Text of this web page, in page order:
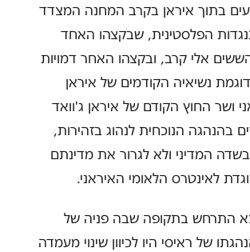
בתוך איראן בקרב המחנה המצדד
הפלסטינית, שבקצהו האחד
הששים אלי קרב, ובקצהו האחר דמויות
נשיאיה הקודמים של איראן
ושר החוץ הקודם של איראן ג'וואד
בהנהגה הנוכחית לנהוג בזהירות,
המדיני ולא לגרור את מדינתם
לאינטרס הלאומי האיראני.
התרחש בתקופה שבה פניה של
של ראיסי היו לכיוון שינוי מעמדה